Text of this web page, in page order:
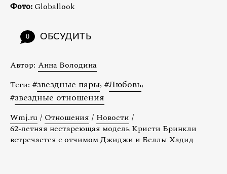
Фото: Globallook
0 ОБСУДИТЬ
Автор: Анна Володина
Теги: #звездные пары, #Любовь,
#звездные отношения
Wmj.ru / Отношения / Новости /
62-летняя нестареющая модель Кристи Бринкли
встречается с отчимом Джиджи и Беллы Хадид